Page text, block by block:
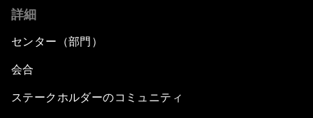
詳細
センター（部門）
会合
ステークホルダーのコミュニティ